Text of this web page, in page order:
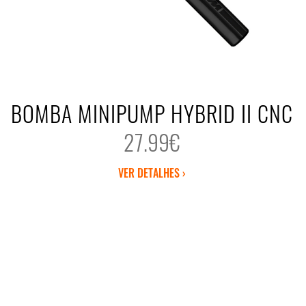
BOMBA MINIPUMP HYBRID II CNC
27.99€
VER DETALHES ›